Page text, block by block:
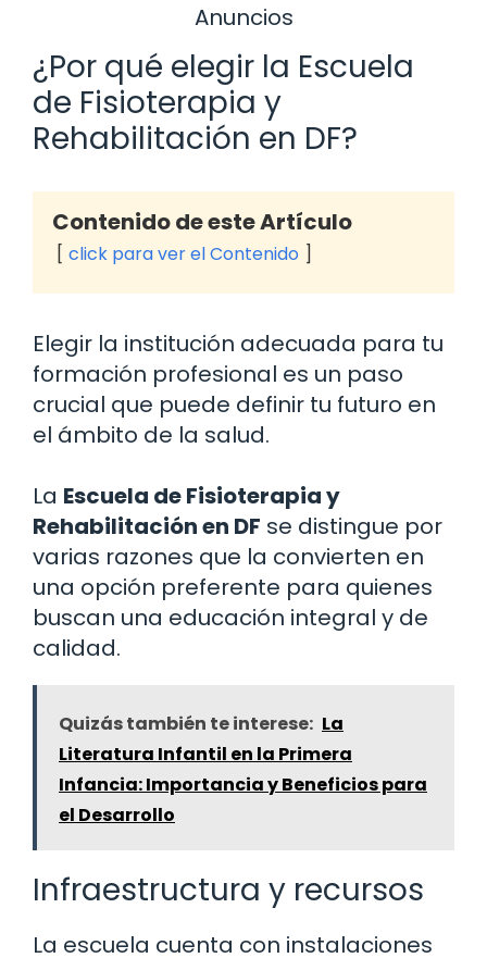
Anuncios
¿Por qué elegir la Escuela
de Fisioterapia y
Rehabilitación en DF?
Contenido de este Artículo
click para ver el Contenido
Elegir la institución adecuada para tu
formación profesional es un paso
crucial que puede definir tu futuro en
el ámbito de la salud.
La Escuela de Fisioterapia y
Rehabilitación en DF se distingue por
varias razones que la convierten en
una opción preferente para quienes
buscan una educación integral y de
calidad.
Quizás también te interese: La
Literatura Infantil en la Primera
Infancia: Importancia y Beneficios para
el Desarrollo
Infraestructura y recursos
La escuela cuenta con instalaciones